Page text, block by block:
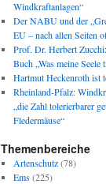
Windkraftanlagen“
Der NABU und der
EU – nach allen Seiten
Prof. Dr. Herbert
Buch „Was meine Seele
Hartmut Heckenroth ist
Rheinland-Pfalz:
„die Zahl tolerierbarer
Fledermäuse“
Themenbereiche
Artenschutz(78)
Ems(225)